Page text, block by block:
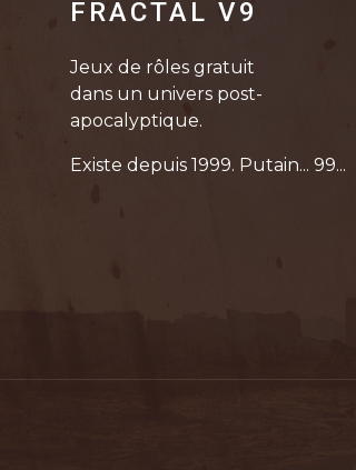
FRACTAL V9
Jeux de rôles gratuit
dans un univers post-
apocalyptique.
Existe depuis 1999. Putain... 99...